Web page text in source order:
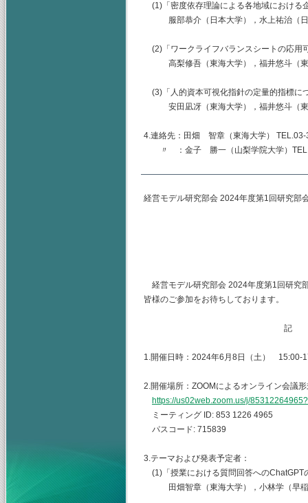
(1)「密度依存理論による各地域における
服部恭介（日本大学），水上祐治（日
(2)「ワークライフバランスシートの応用
高梨修吾（東海大学），福井悠斗（東
(3)「人的資本可視化指針の定量的指標に
安田凪冴（東海大学），福井悠斗（東
4.連絡先：田畑 智章（東海大学）
〃 ：金子 勝一（山梨学院大学）
経営モデル研究部会 2024年度第1回研究部
経営モデル研究部会 2024年度第1回研究
皆様のご参加をお待ちしております。
記
1.開催日時：2024年6月8日（土） 15:00-
2.開催場所：ZOOMによるオンライン会議
https://us02web.zoom.us/j/
ミーティング ID: 853 1226 4965
パスコード: 715839
3.テーマおよび発表予定者：
(1)「授業における質問回答へのChatGPT
田畑智章（東海大学），小林学（早稲